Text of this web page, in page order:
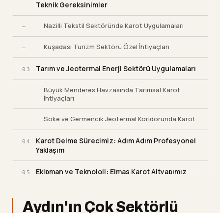
Teknik Gereksinimler
— Nazilli Tekstil Sektöründe Karot Uygulamaları
— Kuşadası Turizm Sektörü Özel İhtiyaçları
03 Tarım ve Jeotermal Enerji Sektörü Uygulamaları
—
Büyük Menderes Havzasında Tarımsal Karot
İhtiyaçları
— Söke ve Germencik Jeotermal Koridorunda Karot
04
Karot Delme Sürecimiz: Adım Adım Profesyonel
Yaklaşım
05 Ekipman ve Teknoloji: Elmas Karot Altyapımız
Aydın'ın Çok Sektörlü